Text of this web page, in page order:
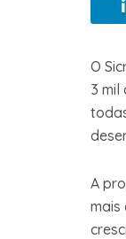
O
3 mil
A
mais